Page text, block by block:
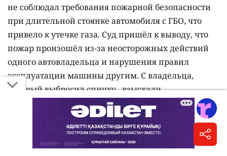
не соблюдал требования пожарной безопасности
при длительной стоянке автомобиля с ГБО, что
привело к утечке газа. Суд пришёл к выводу, что
пожар произошёл из-за неосторожных действий
одного автовладельца и нарушения правил
эксплуатации машины другим. С владельца,
который выбросил спичку, взыскали
материальный ущерб и судебные расходы на
сумму более 1,6 млн тенге.
Решение суда вступило в законную силу.